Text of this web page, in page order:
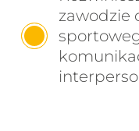
zawodzie